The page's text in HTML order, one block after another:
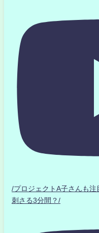
/プロジェクトA子さんも
刺さる3分間？/